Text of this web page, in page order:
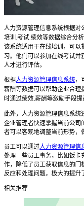
人力资源管理信息系统根据
培训 .考试.绩效等数据综合分
该系统适用于在线培训，可以
习。他们可以参加在线考试
人才进行评估。
根据人力资源管理信息系统，
薪酬等数据可以帮助企业合理
时通过绩效.薪酬等激励手段提
此外，人力资源管理信息系
企业管理者快速掌握当前公司
者可以客观地调整当前形势，
员工可以通过人力资源管理信
处理一些员工事务，比如饭卡
作，降低了员工获取信息的门
反应和处理问题，极大的提升
相关推荐